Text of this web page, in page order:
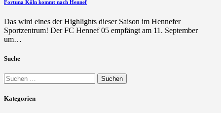
Fortuna Köln kommt nach Hennef
Das wird eines der Highlights dieser Saison im Hennefer
Sportzentrum! Der FC Hennef 05 empfängt am 11. September
um…
Suche
Suchen
nach:
Kategorien